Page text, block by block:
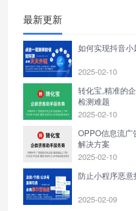
最新更新
如何实现抖音
2025-02-10
转化宝,精准的
检测难题
2025-02-10
OPPO信息流广
解决方案
2025-02-10
防止小程序恶
2025-02-09